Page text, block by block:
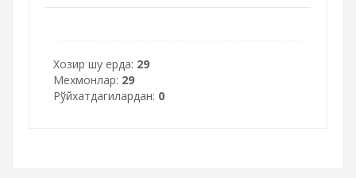
Хозир шу ерда: 29
Мехмонлар: 29
Рўйхатдагилардан: 0